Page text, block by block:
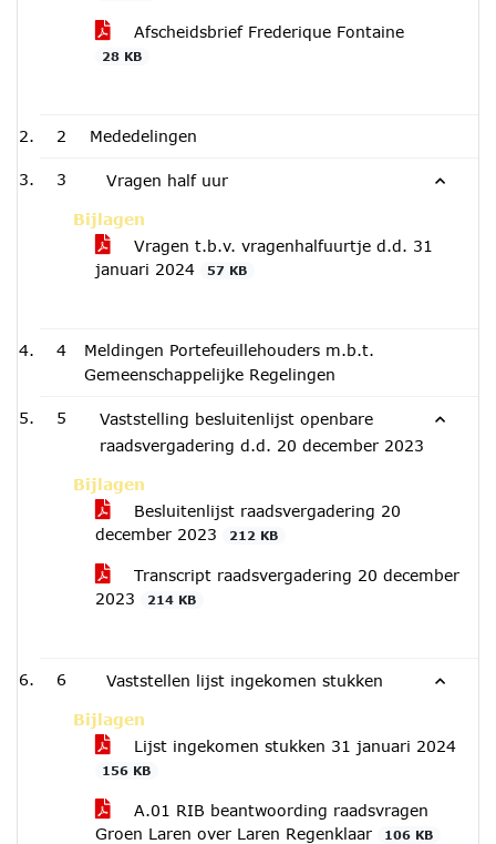
Afscheidsbrief Frederique Fontaine
28 KB
2 Mededelingen
3 Vragen half uur
Bijlagen
Vragen t.b.v. vragenhalfuurtje d.d. 31
januari 2024
57 KB
4
Meldingen Portefeuillehouders m.b.t.
Gemeenschappelijke Regelingen
5
Vaststelling besluitenlijst openbare
raadsvergadering d.d. 20 december 2023
Bijlagen
Besluitenlijst raadsvergadering 20
december 2023
212 KB
Transcript raadsvergadering 20 december
2023
214 KB
6 Vaststellen lijst ingekomen stukken
Bijlagen
Lijst ingekomen stukken 31 januari 2024
156 KB
A.01 RIB beantwoording raadsvragen
Groen Laren over Laren Regenklaar
106 KB